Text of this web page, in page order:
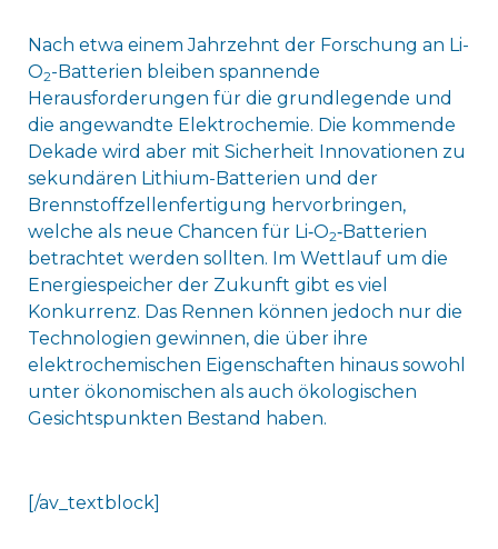
Nach etwa einem Jahrzehnt der Forschung an Li-
O2-Batterien bleiben spannende
Herausforderungen für die grundlegende und
die angewandte Elektrochemie. Die kommende
Dekade wird aber mit Sicherheit Innovationen zu
sekundären Lithium-Batterien und der
Brennstoffzellenfertigung hervorbringen,
welche als neue Chancen für Li‑O2‑Batterien
betrachtet werden sollten. Im Wettlauf um die
Energiespeicher der Zukunft gibt es viel
Konkurrenz. Das Rennen können jedoch nur die
Technologien gewinnen, die über ihre
elektrochemischen Eigenschaften hinaus sowohl
unter ökonomischen als auch ökologischen
Gesichtspunkten Bestand haben.
[/av_textblock]